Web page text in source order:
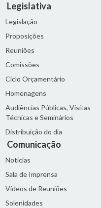
Legislativa
Legislação
Proposições
Reuniões
Comissões
Ciclo Orçamentário
Homenagens
Audiências Públicas, Visitas
Técnicas e Seminários
Distribuição do dia
Comunicação
Notícias
Sala de Imprensa
Vídeos de Reuniões
Solenidades